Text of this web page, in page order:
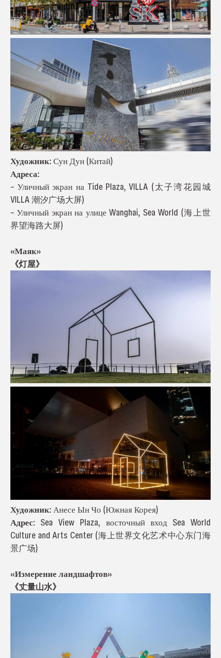
Художник: Сун Дун (Китай)
Адреса:
– Уличный экран на Tide Plaza, VILLA (太子湾花园城
VILLA 潮汐广场大屏)
– Уличный экран на улице Wanghai, Sea World (海上世
界望海路大屏)
«Маяк»
《灯屋》
Художник: Анесе Ын Чо (Южная Корея)
Адрес:Sea View Plaza, восточный вход Sea World
Culture and Arts Center (海上世界文化艺术中心东门海
景广场)
«Измерение ландшафтов»
《丈量山水》